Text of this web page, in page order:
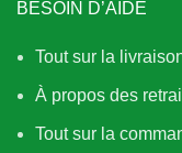
BESOIN D’AIDE
Tout sur la
À propos des
Tout sur la